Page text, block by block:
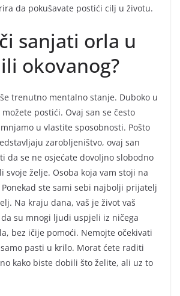
da pokušavate postići cilj u životu.
sanjati orla u
okovanog?
trenutno mentalno stanje. Duboko u
postići. Ovaj san se često
u vlastite sposobnosti. Pošto
zarobljeništvo, ovaj san
da se ne osjećate dovoljno slobodno
svoje želje. Osoba koja vam stoji na
ste sami sebi najbolji prijatelj
Na kraju dana, vaš je život vaš
su mnogi ljudi uspjeli iz ničega
bez ičije pomoći. Nemojte očekivati
pasti u krilo. Morat ćete raditi
kako biste dobili što želite, ali uz to